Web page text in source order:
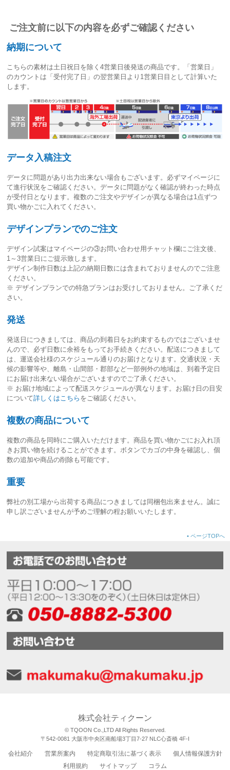
ご注文前に以下の内容を必ずご確認ください
納期について
こちらの素材は土日祝日を除く4営業日後発送の商品です。「営業日」
のカウントは「受付完了日」の翌営業日より1営業日目として計算いた
します。
データ入稿注文
データに問題があり出力出来ない場合もございます。必ずマイページに
て進行状況をご確認ください。データに問題がなく確認が終わった時点
が受付日 となります。複数のご注文やデザインが異なる場合は1点ずつ
買い物かごに入れてください。
デザインプランでのご注文
デザイン試案はマイページの③お問い合わせ用チャット欄にご注文後、
1～3営業日 にご提示致します。
デザイン制作日数は上記の納期日数には含まれておりませんのでご注意
ください。
※ デザインプランでの特急プランはお受けしておりません。ご了承くだ
さい。
発送
発送日につきましては、商品の到着日をお約束するものではございませ
んので、必ず日数に余裕をもってお手続きください。配送につきまして
は、運送会社様のスケジュール通りのお届けとなります。交通状況・天
候の影響等や、離島・山間部・郡部など一部例外の地域は、到着予定日
にお届け出来ない場合がございますのでご了承ください。
※ お届け地域によって配送スケジュールが異なります。お届け日の目安
について詳しくはこちら をご確認ください。
複数の商品について
複数の商品を同時にご購入いただけます。商品を買い物かごにお入れ頂
きお買い物を続けることができます。ボタンでカゴの中身を確認し、個
数の追加や商品の削除も可能です。
重要
弊社の別工場から出荷する商品につきましては同梱包出来ません。誠に
申し訳ございませんが予めご理解の程お願いいたします。
• ページTOPへ
株式会社ティクーン
© TQOON Co.,LTD All Rights Reserved.
〒542-0081 大阪市中央区南船場3丁目7-27 NLC心斎橋 4F-I
会社紹介 営業所案内 特定商取引法に基づく表示
個人情報保護方針
利用規約
サイトマップ コラム